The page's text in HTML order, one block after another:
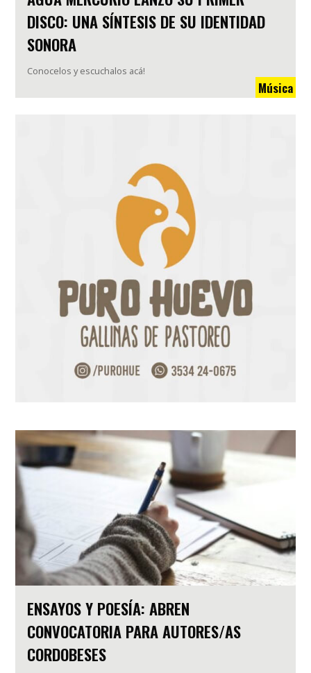
DISCO: UNA SÍNTESIS DE SU IDENTIDAD
SONORA
Conocelos y escuchalos acá!
Música
ENSAYOS Y POESÍA: ABREN
CONVOCATORIA PARA AUTORES/AS
CORDOBESES